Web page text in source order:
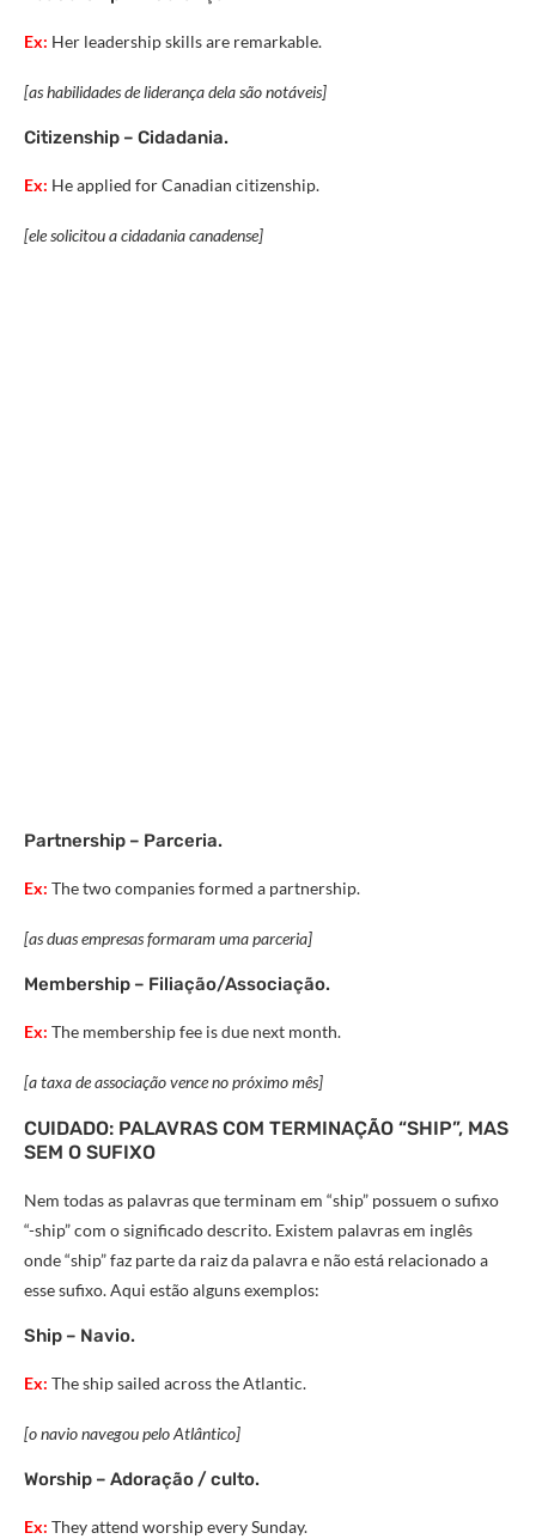
Ex: Her leadership skills are remarkable.
[as habilidades de liderança dela são notáveis]
Citizenship – Cidadania.
Ex: He applied for Canadian citizenship.
[ele solicitou a cidadania canadense]
Partnership – Parceria.
Ex: The two companies formed a partnership.
[as duas empresas formaram uma parceria]
Membership – Filiação/Associação.
Ex: The membership fee is due next month.
[a taxa de associação vence no próximo mês]
CUIDADO: PALAVRAS COM TERMINAÇÃO “SHIP”, MAS
SEM O SUFIXO
Nem todas as palavras que terminam em “ship” possuem o sufixo
“-ship” com o significado descrito. Existem palavras em inglês
onde “ship” faz parte da raiz da palavra e não está relacionado a
esse sufixo. Aqui estão alguns exemplos:
Ship – Navio.
Ex: The ship sailed across the Atlantic.
[o navio navegou pelo Atlântico]
Worship – Adoração / culto.
Ex: They attend worship every Sunday.